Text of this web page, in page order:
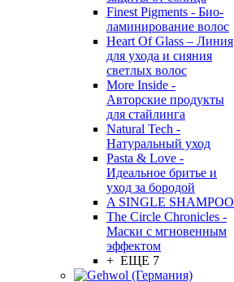
Finest Pigments - Био-
ламинирование волос
Heart Of Glass – Линия
для ухода и сияния
светлых волос
More Inside -
Авторские продукты
для стайлинга
Natural Tech -
Натуральный уход
Pasta & Love -
Идеальное бритье и
уход за бородой
A SINGLE SHAMPOO
The Circle Chronicles -
Маски с мгновенным
эффектом
+ ЕЩЕ 7